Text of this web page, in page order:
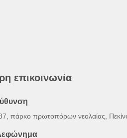
επικοινωνία
πάρκο πρωτοπόρων νεολαίας,